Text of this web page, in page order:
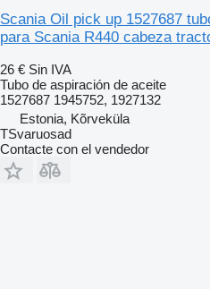
Scania Oil pick up 1527687
para Scania R440 cabeza
26 € Sin IVA
Tubo de aspiración de aceite
1527687 1945752, 1927132
Estonia, Kõrveküla
TSvaruosad
Contacte con el vendedor